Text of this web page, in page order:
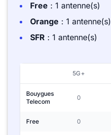
Free : 1 antenne(s)
Orange : 1 antenne(s)
SFR : 1 antenne(s)
5G+
Bouygues
Telecom
0
Free 0